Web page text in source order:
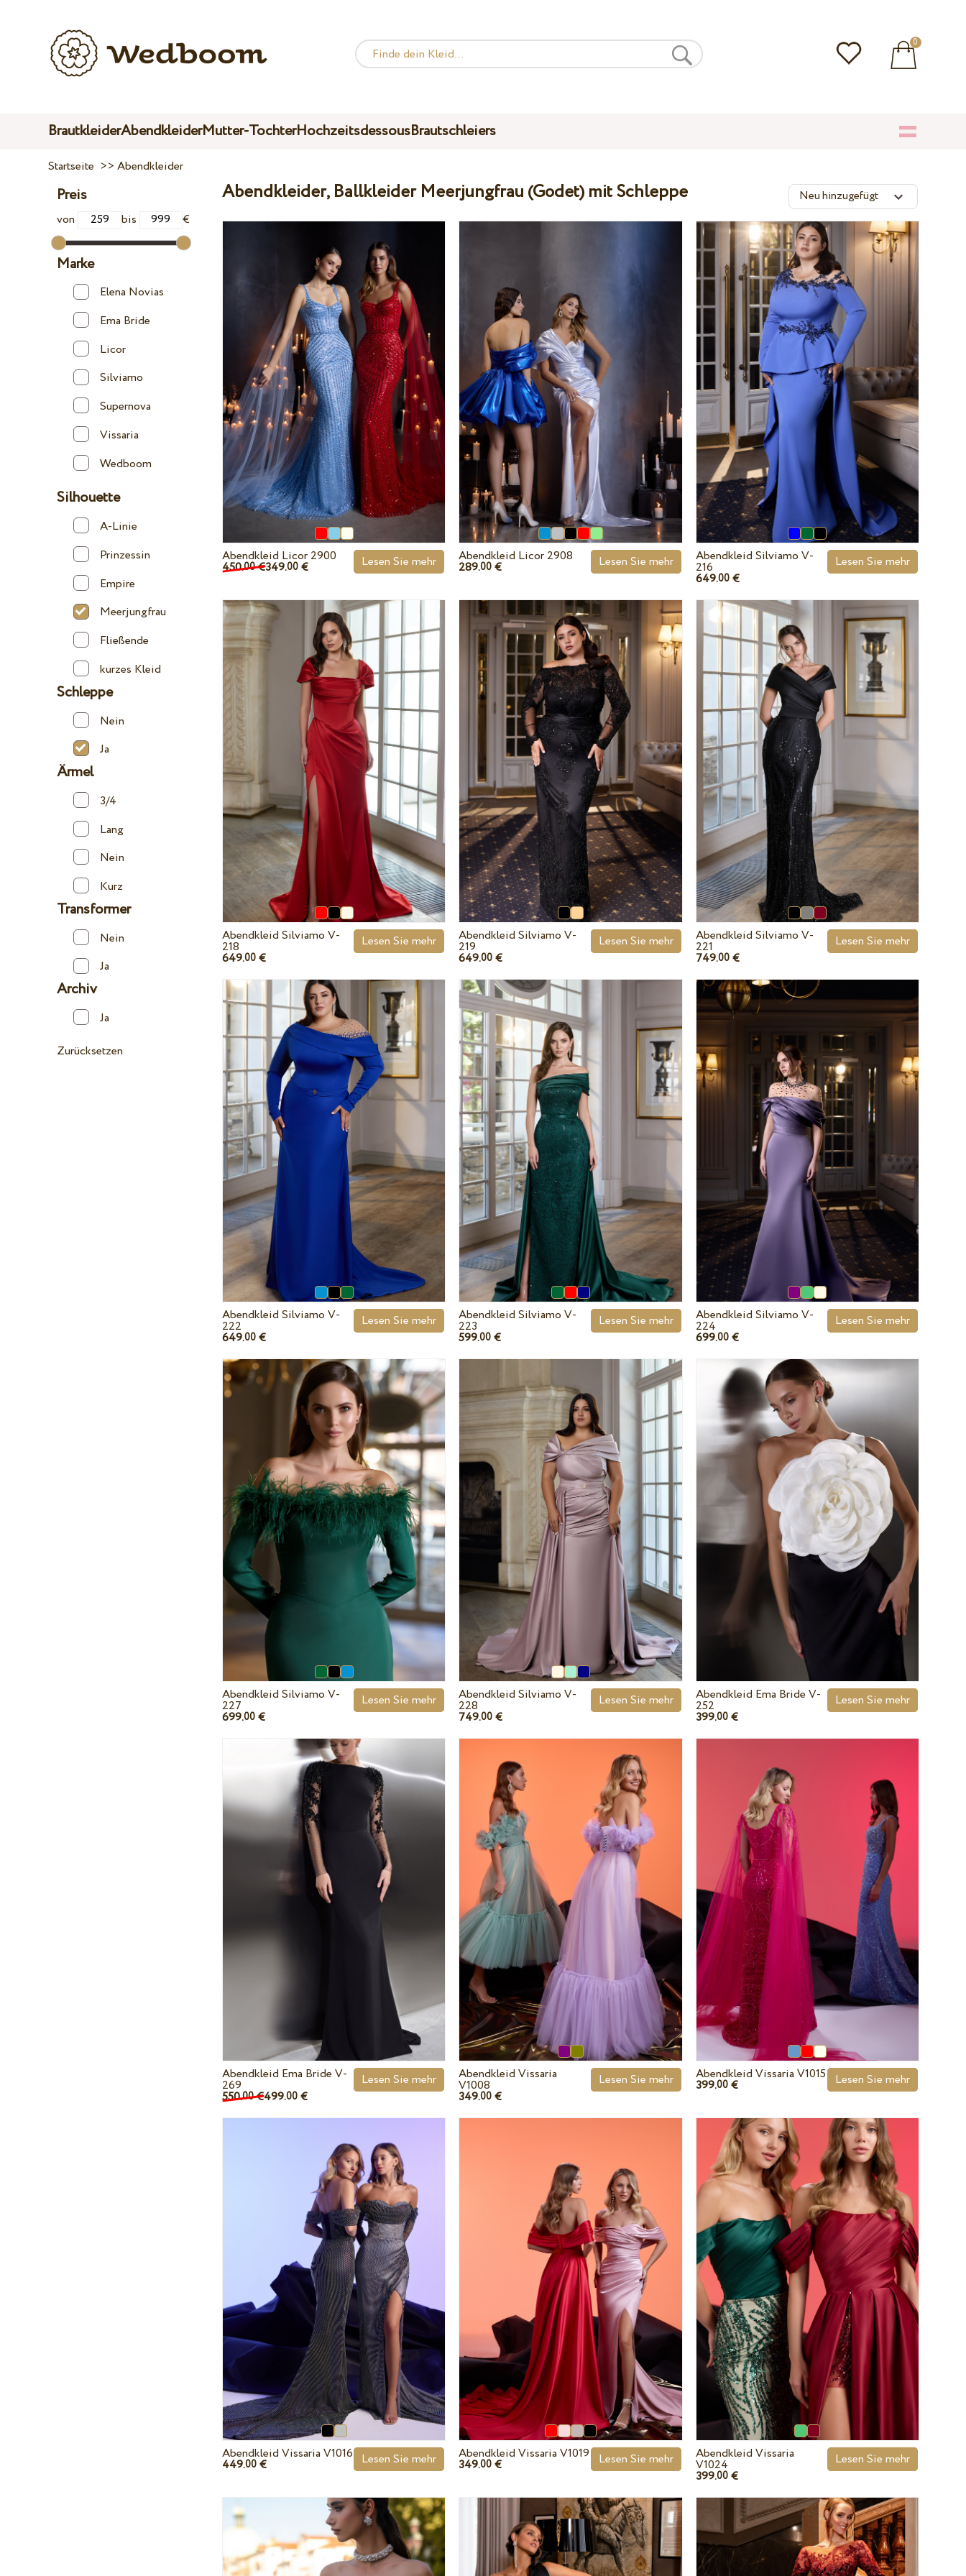
0
BrautkleiderAbendkleiderMutter-TochterHochzeitsdessousBrautschleiers
Startseite >>Abendkleider
Preis
von bis €
Marke
Elena Novias
Ema Bride
Licor
Silviamo
Supernova
Vissaria
Wedboom
Silhouette
A-Linie
Prinzessin
Empire
Meerjungfrau
Fließende
kurzes Kleid
Schleppe
Nein
Ja
Ärmel
3/4
Lang
Nein
Kurz
Transformer
Nein
Ja
Archiv
Ja
Zurücksetzen
Abendkleider, Ballkleider Meerjungfrau (Godet) mit Schleppe
Abendkleid Licor 2900
450.00€349.00 € Lesen Sie mehr Abendkleid Licor 2908
289.00 € Lesen Sie mehr Abendkleid Silviamo V-
216
649.00€
Lesen Sie mehr
Abendkleid Silviamo V-
218
649.00 €
Lesen Sie mehr Abendkleid Silviamo V-
219
649.00 €
Lesen Sie mehr Abendkleid Silviamo V-
221
749.00€
Lesen Sie mehr
Abendkleid Silviamo V-
222
649.00 €
Lesen Sie mehr Abendkleid Silviamo V-
223
599.00 €
Lesen Sie mehr Abendkleid Silviamo V-
224
699.00€
Lesen Sie mehr
Abendkleid Silviamo V-
227
699.00 €
Lesen Sie mehr Abendkleid Silviamo V-
228
749.00 €
Lesen Sie mehr Abendkleid Ema Bride V-
252
399.00€
Lesen Sie mehr
Abendkleid Ema Bride V-
269
550.00€499.00 €
Lesen Sie mehr Abendkleid Vissaria
V1008
349.00 €
Lesen Sie mehr Abendkleid Vissaria V1015
399.00€ Lesen Sie mehr
Abendkleid Vissaria V1016
449.00 € Lesen Sie mehr Abendkleid Vissaria V1019
349.00 € Lesen Sie mehr Abendkleid Vissaria
V1024
399.00€
Lesen Sie mehr